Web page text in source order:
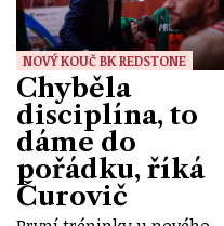
NOVÝ KOUČ BK REDSTONE
Chyběla
disciplína, to
dáme do
pořádku, říká
Čurovič